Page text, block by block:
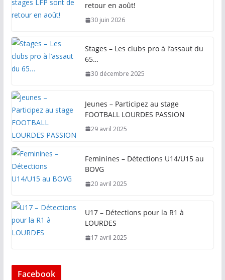
retour en août!
30 juin 2026
Stages – Les clubs pro à l’assaut du
65…
30 décembre 2025
Jeunes – Participez au stage
FOOTBALL LOURDES PASSION
29 avril 2025
Feminines – Détections U14/U15 au
BOVG
20 avril 2025
U17 – Détections pour la R1 à
LOURDES
17 avril 2025
Facebook